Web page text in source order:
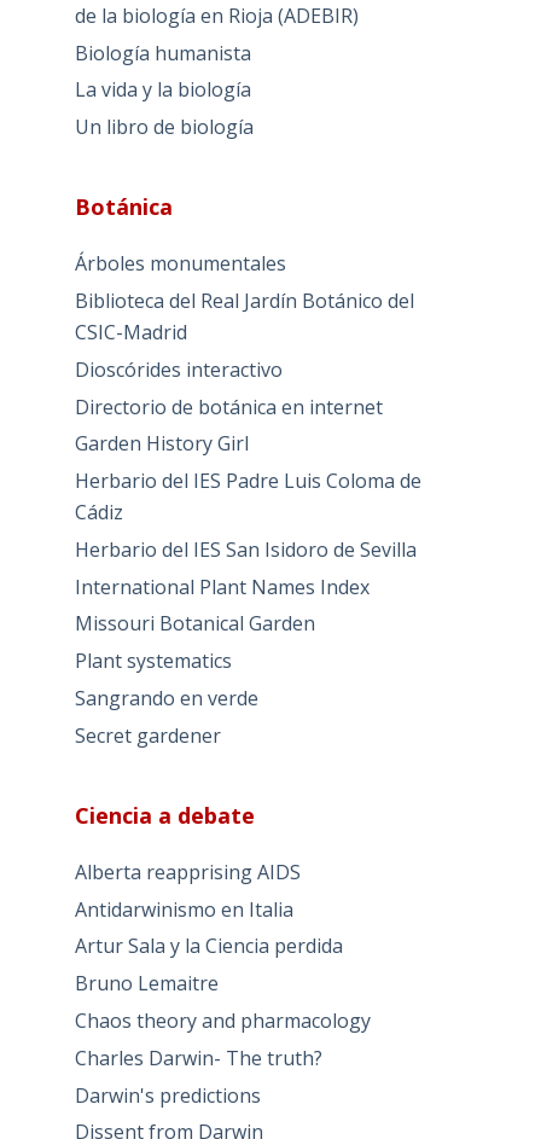
de la biología en Rioja (ADEBIR)
Biología humanista
La vida y la biología
Un libro de biología
Botánica
Árboles monumentales
Biblioteca del Real Jardín Botánico del
CSIC-Madrid
Dioscórides interactivo
Directorio de botánica en internet
Garden History Girl
Herbario del IES Padre Luis Coloma de
Cádiz
Herbario del IES San Isidoro de Sevilla
International Plant Names Index
Missouri Botanical Garden
Plant systematics
Sangrando en verde
Secret gardener
Ciencia a debate
Alberta reapprising AIDS
Antidarwinismo en Italia
Artur Sala y la Ciencia perdida
Bruno Lemaitre
Chaos theory and pharmacology
Charles Darwin- The truth?
Darwin's predictions
Dissent from Darwin